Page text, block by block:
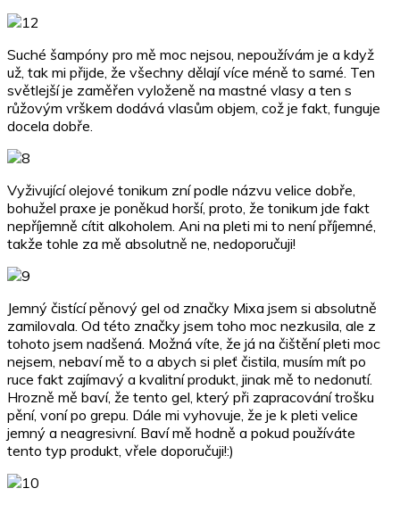
Suché šampóny pro mě moc nejsou, nepoužívám je a když
už, tak mi přijde, že všechny dělají více méně to samé. Ten
světlejší je zaměřen vyloženě na mastné vlasy a ten s
růžovým vrškem dodává vlasům objem, což je fakt, funguje
docela dobře.
Vyživující olejové tonikum zní podle názvu velice dobře,
bohužel praxe je poněkud horší, proto, že tonikum jde fakt
nepříjemně cítit alkoholem. Ani na pleti mi to není příjemné,
takže tohle za mě absolutně ne, nedoporučuji!
Jemný čistící pěnový gel od značky Mixa jsem si absolutně
zamilovala. Od této značky jsem toho moc nezkusila, ale z
tohoto jsem nadšená. Možná víte, že já na čištění pleti moc
nejsem, nebaví mě to a abych si pleť čistila, musím mít po
ruce fakt zajímavý a kvalitní produkt, jinak mě to nedonutí.
Hrozně mě baví, že tento gel, který při zapracování trošku
pění, voní po grepu. Dále mi vyhovuje, že je k pleti velice
jemný a neagresivní. Baví mě hodně a pokud používáte
tento typ produkt, vřele doporučuji!:)